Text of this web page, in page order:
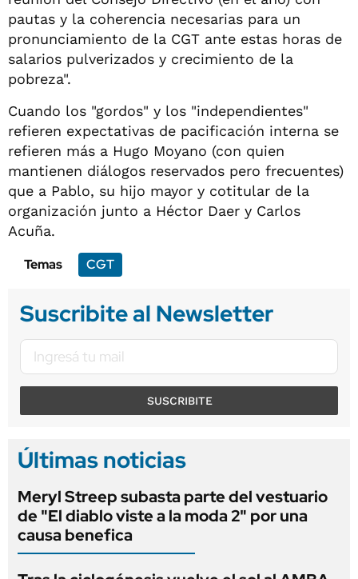
pautas y la coherencia necesarias para un
pronunciamiento de la CGT ante estas horas de
salarios pulverizados y crecimiento de la
pobreza".
Cuando los "gordos" y los "independientes"
refieren expectativas de pacificación interna se
refieren más a Hugo Moyano (con quien
mantienen diálogos reservados pero frecuentes)
que a Pablo, su hijo mayor y cotitular de la
organización junto a Héctor Daer y Carlos
Acuña.
Temas
CGT
Suscribite al Newsletter
SUSCRIBITE
Últimas noticias
Meryl Streep subasta parte del vestuario
de "El diablo viste a la moda 2" por una
causa benefica